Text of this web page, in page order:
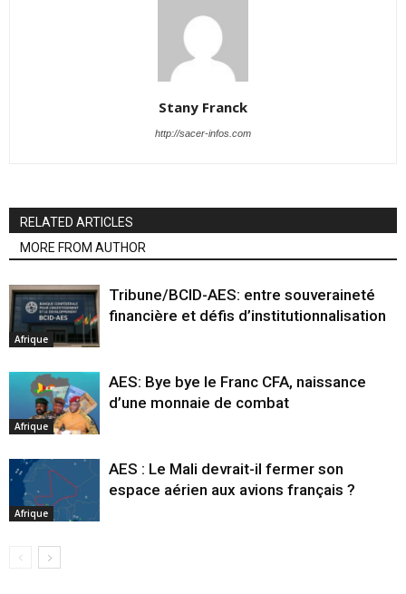
Stany Franck
http://sacer-infos.com
RELATED ARTICLES
MORE FROM AUTHOR
Afrique
Tribune/BCID-AES: entre souveraineté
financière et défis d’institutionnalisation
Afrique
AES: Bye bye le Franc CFA, naissance
d’une monnaie de combat
Afrique
AES : Le Mali devrait-il fermer son
espace aérien aux avions français ?